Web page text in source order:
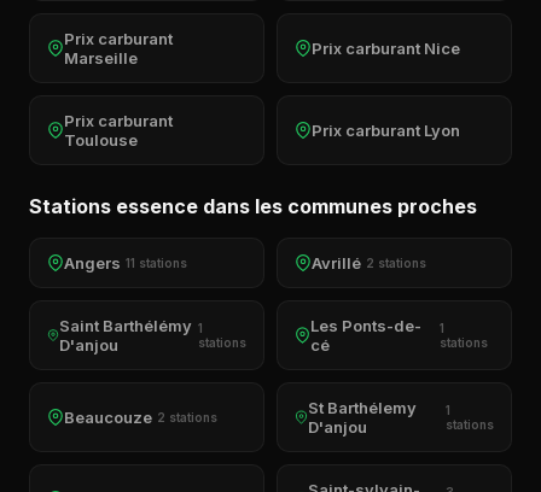
Prix carburant
Marseille
Prix carburant Nice
Prix carburant
Toulouse
Prix carburant Lyon
Stations essence dans les communes proches
Angers 11 stations Avrillé 2 stations
Saint Barthélémy
D'anjou
1
stations
Les Ponts-de-
cé
1
stations
Beaucouze 2 stations
St Barthélemy
D'anjou
1
stations